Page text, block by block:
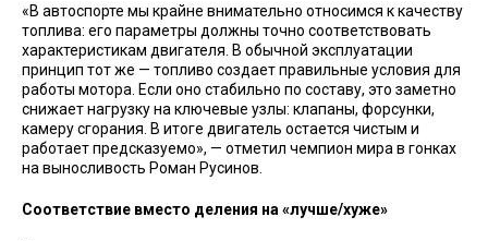
«В автоспорте мы крайне внимательно относимся к качеству
топлива: его параметры должны точно соответствовать
характеристикам двигателя. В обычной эксплуатации
принцип тот же — топливо создает правильные условия для
работы мотора. Если оно стабильно по составу, это заметно
снижает нагрузку на ключевые узлы: клапаны, форсунки,
камеру сгорания. В итоге двигатель остается чистым и
работает предсказуемо», — отметил чемпион мира в гонках
на выносливость Роман Русинов.
Соответствие вместо деления на «лучше/хуже»